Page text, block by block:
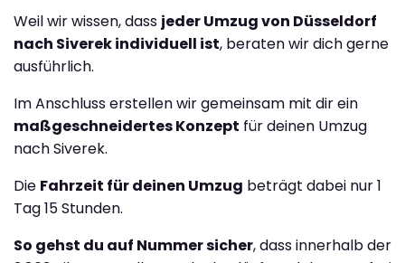
Weil wir wissen, dass jeder Umzug von Düsseldorf
nach Siverek individuell ist, beraten wir dich gerne
ausführlich.
Im Anschluss erstellen wir gemeinsam mit dir ein
maßgeschneidertes Konzept für deinen Umzug
nach Siverek.
Die Fahrzeit für deinen Umzug beträgt dabei nur 1
Tag 15 Stunden.
So gehst du auf Nummer sicher, dass innerhalb der